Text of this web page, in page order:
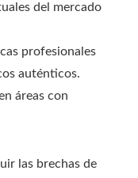
del mercado
profesionales
auténticos.
áreas con
las brechas de